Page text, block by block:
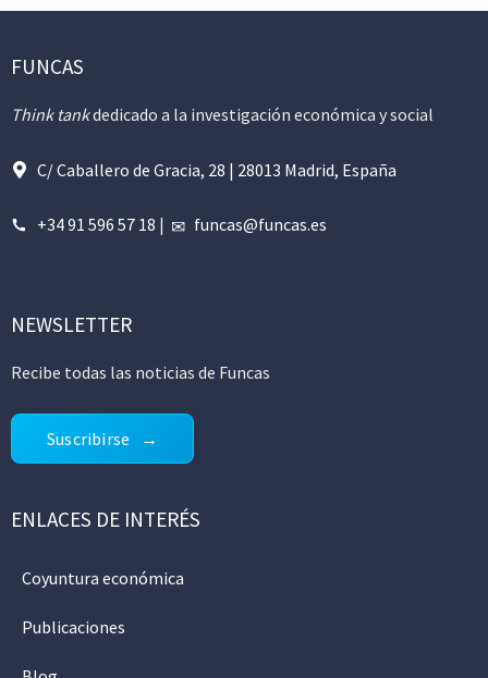
FUNCAS
Think tankdedicado a la investigación económica y social
C/ Caballero de Gracia, 28 | 28013 Madrid, España
+34 91 596 57 18 | funcas@funcas.es
NEWSLETTER
Recibe todas las noticias de Funcas
Suscribirse
ENLACES DE INTERÉS
Coyuntura económica
Publicaciones